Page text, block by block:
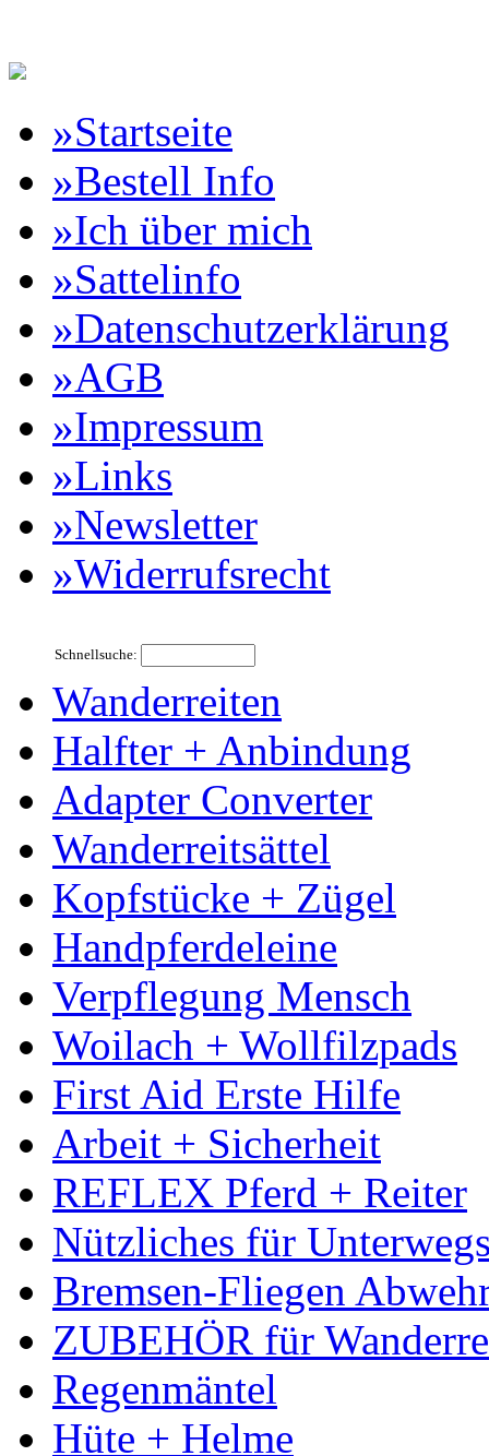
Reitartikelbörse Online
»Startseite
»Bestell Info
»Ich über mich
»Sattelinfo
»Datenschutzerklärung
»AGB
»Impressum
»Links
»Newsletter
»Widerrufsrecht
Schnellsuche:
Wanderreiten
Halfter + Anbindung
Adapter Converter
Wanderreitsättel
Kopfstücke + Zügel
Handpferdeleine
Verpflegung Mensch
Woilach + Wollfilzpads
First Aid Erste Hilfe
Arbeit + Sicherheit
REFLEX Pferd + Reiter
Nützliches für
Bremsen-Fliegen
ZUBEHÖR für
Regenmäntel
Hüte + Helme